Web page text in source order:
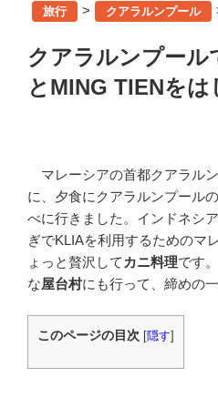
旅行 > クアラルンプール
クアラルンプール
とMING TIENをは
マレーシアの首都クアラル
に、夕食にクアラルンプール
べに行きました。インドネシ
ぎでKLIAを利用するためのマ
ょっと贅沢して カニ料理です
な屋台村にも行って、締めの
このページの目次 [隠す]